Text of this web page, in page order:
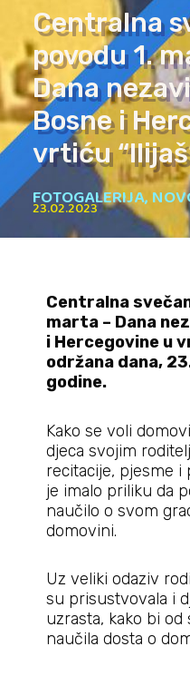
Centralna
povodu 1.
Dana
Bosne i
vrtiću
FOTOGALERIJA,
23.02.2023
Centralna
marta – Dana
i Hercegovine u
održana dana,
godine.
Kako se voli
djeca svojim
recitacije, pjesme i
je imalo priliku da
naučilo o svom
domovini.
Uz veliki odaziv
su prisustvovala i
uzrasta, kako bi
naučila dosta o